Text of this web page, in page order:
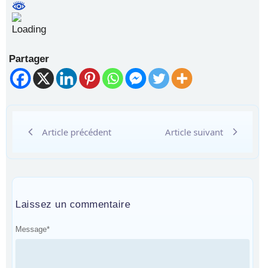
Partager
Article précédent Article suivant
Laissez un commentaire
Message*